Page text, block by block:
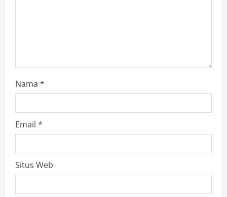
Nama *
Email *
Situs Web